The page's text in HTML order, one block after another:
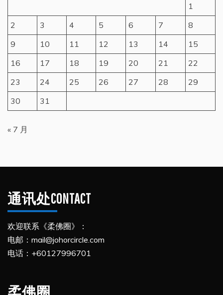
1
2
3 4 5 6 7
8
9
10 11 12 13 14
15
16
17 18 19 20 21
22
23
24 25 26 27 28
29
30
31
« 7 月
通讯处CONTACT
欢迎联系《柔佛圈》：
电邮：mail@johorcircle.com
电话：+60127996701
柔佛圈